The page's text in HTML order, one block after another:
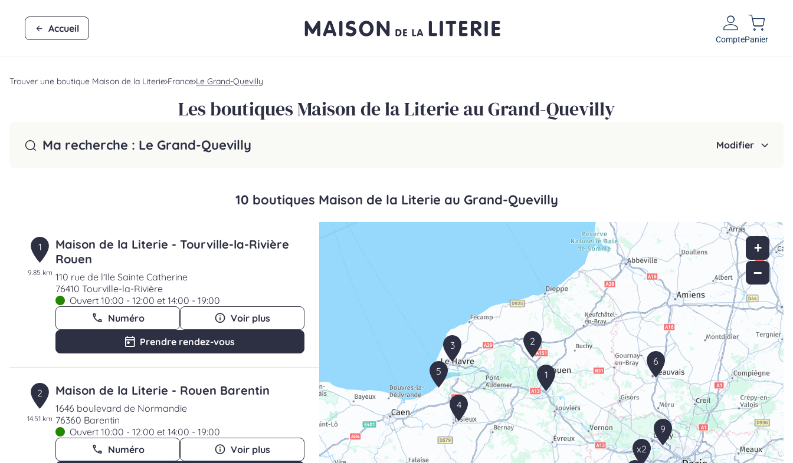
Accueil
ComptePanier
Trouver une boutique Maison de la Literie France Le Grand-Quevilly
Les boutiques Maison de la Literie au Grand-Quevilly
Ma recherche : Le Grand-Quevilly Modifier
10 boutiques Maison de la Literie au Grand-Quevilly
1
9.85 km
Maison de la Literie - Tourville-la-Rivière
Rouen
110 rue de l'Ile Sainte Catherine
76410 Tourville-la-Rivière
Ouvert 10:00 - 12:00 et 14:00 - 19:00
Numéro
Voir plus
Prendre rendez-vous
2
14.51 km
Maison de la Literie - Rouen Barentin
1646 boulevard de Normandie
76360 Barentin
Ouvert 10:00 - 12:00 et 14:00 - 19:00
Numéro
Voir plus
6
9
x2
5
3
4
2
1
+
−